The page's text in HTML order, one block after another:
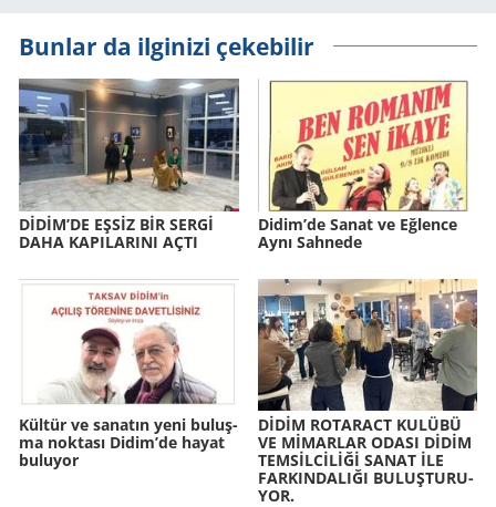
Bunlar da ilginizi çekebilir
DİDİM’DE EŞSİZ BİR SERGİ
DAHA KA­PI­LA­RI­NI AÇTI
Didim’de Sanat ve Eğ­len­ce
Aynı Sah­nede
Kül­tür ve sa­na­tın yeni bu­luş­
ma nok­ta­sı Didim’de hayat
bu­lu­yor
DİDİM RO­TA­RACT KU­LÜ­BÜ
VE MİMAR­LAR ODASI DİDİM
TEMSİLCİLİĞİ SANAT İLE
FAR­KIN­DA­LI­ĞI BU­LUŞ­TU­RU­
YOR.